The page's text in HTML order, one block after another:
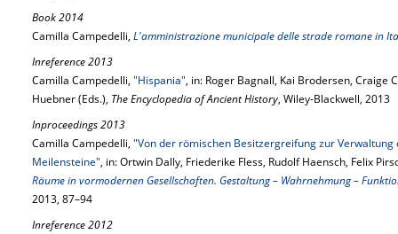
Book 2014
Camilla Campedelli, L'amministrazione municipale delle strade romane in
Inreference 2013
Camilla Campedelli, "Hispania", in: Roger Bagnall, Kai Brodersen, Craige
Huebner (Eds.), The Encyclopedia of Ancient History, Wiley-Blackwell, 2013
Inproceedings 2013
Camilla Campedelli, "Von der römischen Besitzergreifung zur
Meilensteine", in: Ortwin Dally, Friederike Fless, Rudolf Haensch, Felix
Räume in vormodernen Gesellschaften. Gestaltung – Wahrnehmung –
2013, 87–94
Inreference 2012